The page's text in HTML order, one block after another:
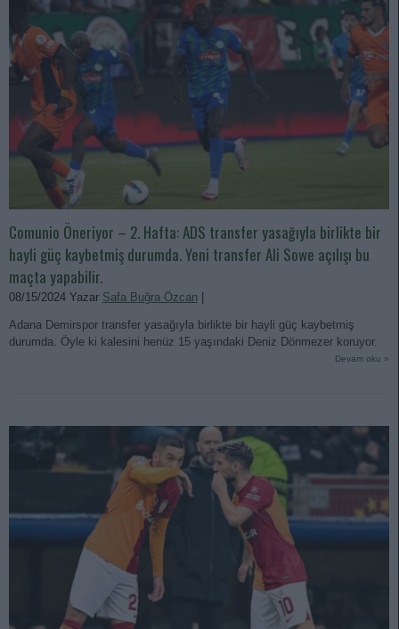
Comunio Öneriyor – 2. Hafta: ADS transfer yasağıyla birlikte bir
hayli güç kaybetmiş durumda. Yeni transfer Ali Sowe açılışı bu
maçta yapabilir.
08/15/2024 Yazar Safa Buğra Özcan
Adana Demirspor transfer yasağıyla birlikte bir hayli güç kaybetmiş
durumda. Öyle ki kalesini henüz 15 yaşındaki Deniz Dönmezer koruyor.
Devam oku »